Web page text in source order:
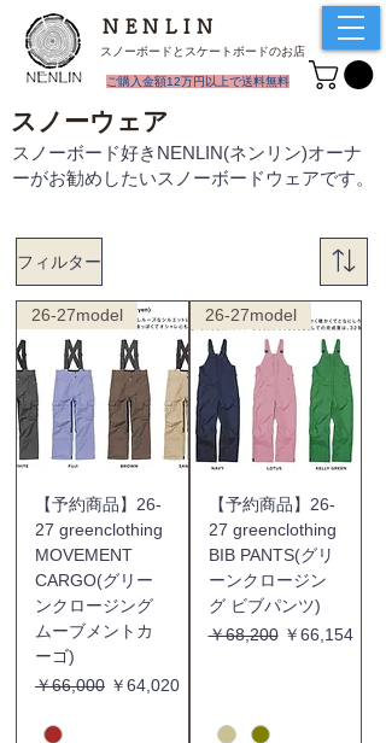
スノーボードとスケートボードのお店
NENLIN
​ご購入金額12万円以上で送料無料
スノーウェア
スノーボード好きNENLIN(ネンリン)オーナ
ーがお勧めしたいスノーボードウェアです。
フィルター
26-27model
【予約商品】26-
27 greenclothing
MOVEMENT
CARGO(グリー
ンクロージング
ムーブメントカ
ーゴ)
通常価格
￥66,000 セール価格
￥64,020
26-27model
【予約商品】26-
27 greenclothing
BIB PANTS(グリ
ーンクロージン
グ ビブパンツ)
通常価格
￥68,200 セール価格
￥66,154